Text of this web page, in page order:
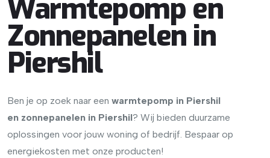
Warmtepomp en
Zonnepanelen in
Piershil
Ben je op zoek naar een warmtepomp in Piershil
en zonnepanelen in Piershil? Wij bieden duurzame
oplossingen voor jouw woning of bedrijf. Bespaar op
energiekosten met onze producten!